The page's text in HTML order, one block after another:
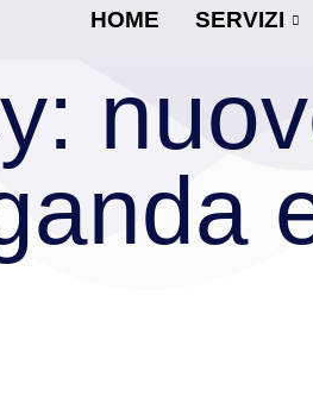
HOME SERVIZI